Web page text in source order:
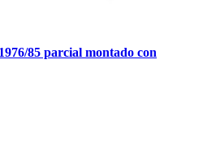
85 parcial montado con